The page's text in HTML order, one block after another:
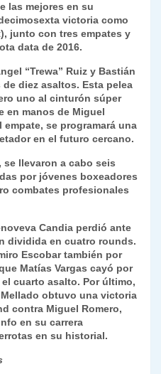
las mejores en su
victoria como
junto con tres empates y
data de 2016.
“Trewa” Ruiz y Bastián
diez asaltos. Esta pelea
uno al cinturón súper
en manos de Miguel
empate, se programará una
en el futuro cercano.
se llevaron a cabo seis
por jóvenes boxeadores
combates profesionales
Candia perdió ante
dividida en cuatro rounds.
Escobar también por
Matías Vargas cayó por
cuarto asalto. Por último,
Mellado obtuvo una victoria
contra Miguel Romero,
en su carrera
en su historial.